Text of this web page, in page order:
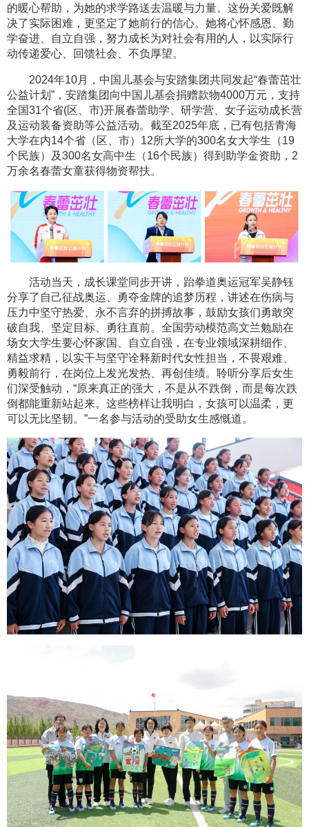
的暖心帮助，为她的求学路送去温暖与力量。这份关爱既解
决了实际困难，更坚定了她前行的信心。她将心怀感恩、勤
学奋进、自立自强，努力成长为对社会有用的人，以实际行
动传递爱心、回馈社会、不负厚望。
2024年10月，中国儿基会与安踏集团共同发起“春蕾茁壮
公益计划”，安踏集团向中国儿基会捐赠款物4000万元，支持
全国31个省(区、市)开展春蕾助学、研学营、女子运动成长营
及运动装备资助等公益活动。截至2025年底，已有包括青海
大学在内14个省（区、市）12所大学的300名女大学生（19
个民族）及300名女高中生（16个民族）得到助学金资助，2
万余名春蕾女童获得物资帮扶。
活动当天，成长课堂同步开讲，跆拳道奥运冠军吴静钰
分享了自己征战奥运、勇夺金牌的追梦历程，讲述在伤病与
压力中坚守热爱、永不言弃的拼搏故事，鼓励女孩们勇敢突
破自我、坚定目标、勇往直前。全国劳动模范高文兰勉励在
场女大学生要心怀家国、自立自强，在专业领域深耕细作、
精益求精，以实干与坚守诠释新时代女性担当，不畏艰难、
勇毅前行，在岗位上发光发热、再创佳绩。聆听分享后女生
们深受触动，“原来真正的强大，不是从不跌倒，而是每次跌
倒都能重新站起来。这些榜样让我明白，女孩可以温柔，更
可以无比坚韧。”一名参与活动的受助女生感慨道。